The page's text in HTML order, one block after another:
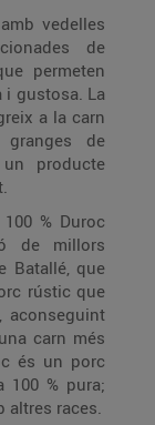
vedelles
de
permeten
i gustosa. La
a la carn
de
producte
% Duroc
de millors
Batallé, que
rústic que
carn més
és un porc
100 % pura;
altres races.